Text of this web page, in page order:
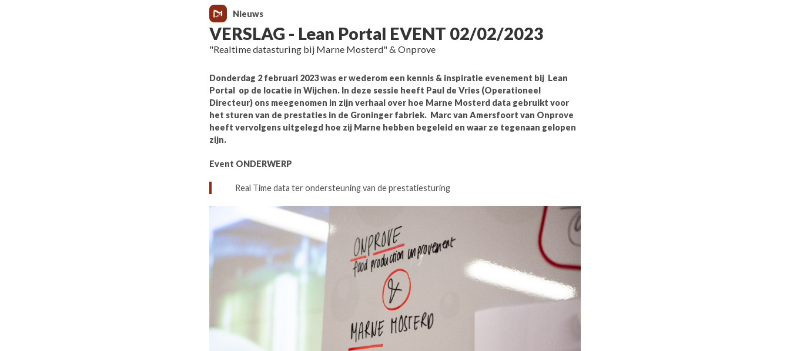
Nieuws
VERSLAG - Lean Portal EVENT 02/02/2023
"Realtime datasturing bij Marne Mosterd" & Onprove
Donderdag 2 februari 2023 was er wederom een kennis & inspiratie evenement bij Lean
Portal op de locatie in Wijchen. In deze sessie heeft Paul de Vries (Operationeel
Directeur) ons meegenomen in zijn verhaal over hoe Marne Mosterd data gebruikt voor
het sturen van de prestaties in de Groninger fabriek. Marc van Amersfoort van Onprove
heeft vervolgens uitgelegd hoe zij Marne hebben begeleid en waar ze tegenaan gelopen
zijn.
Event ONDERWERP
Real Time data ter ondersteuning van de prestatiesturing